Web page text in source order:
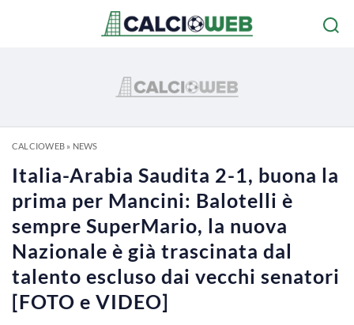
CALCIOWEB» NEWS
Italia-Arabia Saudita 2-1, buona la
prima per Mancini: Balotelli è
sempre SuperMario, la nuova
Nazionale è già trascinata dal
talento escluso dai vecchi senatori
[FOTO e VIDEO]